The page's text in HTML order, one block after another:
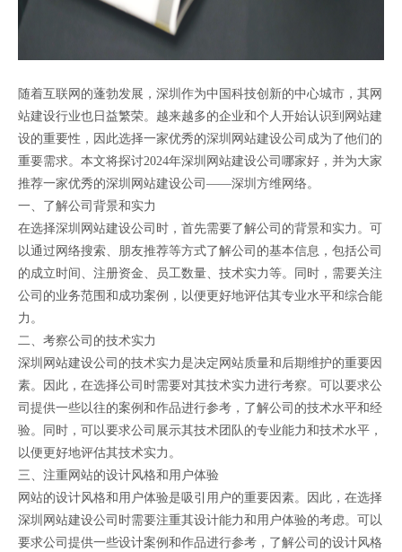
随着互联网的蓬勃发展，深圳作为中国科技创新的中心城市，其网
站建设行业也日益繁荣。越来越多的企业和个人开始认识到网站建
设的重要性，因此选择一家优秀的深圳网站建设公司成为了他们的
重要需求。本文将探讨2024年深圳网站建设公司哪家好，并为大家
推荐一家优秀的深圳网站建设公司——深圳方维网络。
一、了解公司背景和实力
在选择深圳网站建设公司时，首先需要了解公司的背景和实力。可
以通过网络搜索、朋友推荐等方式了解公司的基本信息，包括公司
的成立时间、注册资金、员工数量、技术实力等。同时，需要关注
公司的业务范围和成功案例，以便更好地评估其专业水平和综合能
力。
二、考察公司的技术实力
深圳网站建设公司的技术实力是决定网站质量和后期维护的重要因
素。因此，在选择公司时需要对其技术实力进行考察。可以要求公
司提供一些以往的案例和作品进行参考，了解公司的技术水平和经
验。同时，可以要求公司展示其技术团队的专业能力和技术水平，
以便更好地评估其技术实力。
三、注重网站的设计风格和用户体验
网站的设计风格和用户体验是吸引用户的重要因素。因此，在选择
深圳网站建设公司时需要注重其设计能力和用户体验的考虑。可以
要求公司提供一些设计案例和作品进行参考，了解公司的设计风格